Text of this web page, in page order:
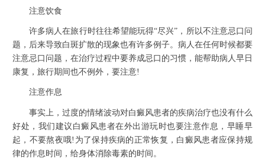
注意饮食
许多病人在旅行时往往希望能玩得“尽兴”，所以不注意忌口问
题，后来导致白斑扩散的现象也有许多例子。病人在任何时候都要
注意忌口问题，在治疗过程中要养成忌口的习惯，能帮助病人早日
康复，旅行期间也不例外，要注意!
注意作息
事实上，过度的情绪波动对白癜风患者的疾病治疗也没有什么
好处，我们建议白癜风患者在外出游玩时也要注意作息，早睡早
起，不要熬夜哦!为了保持疾病的正常恢复，白癜风患者应保持规
律的作息时间，给身体消除毒素的时间。